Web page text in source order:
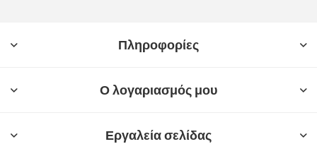
Πληροφορίες
Ο λογαριασμός μου
Εργαλεία σελίδας